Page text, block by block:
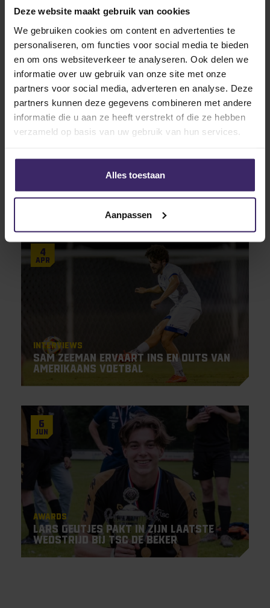
Deze website maakt gebruik van cookies
We gebruiken cookies om content en advertenties te
personaliseren, om functies voor social media te bieden
en om ons websiteverkeer te analyseren. Ook delen we
informatie over uw gebruik van onze site met onze
partners voor social media, adverteren en analyse. Deze
partners kunnen deze gegevens combineren met andere
informatie die u aan ze heeft verstrekt of die ze hebben
verzameld op basis van uw gebruik van hun services.
Alles toestaan
Aanpassen
Other articles from these
athletes
8
May
Eke Denessen na krachtige comeback
the Year’
4
Apr
Interviews
Sam Zeeman ervaart ins en outs van
Amerikaans voetbal
6
Jun
Awards
Lars Geutjes pakt in zijn laatste
wedstrijd bij TSC de beker